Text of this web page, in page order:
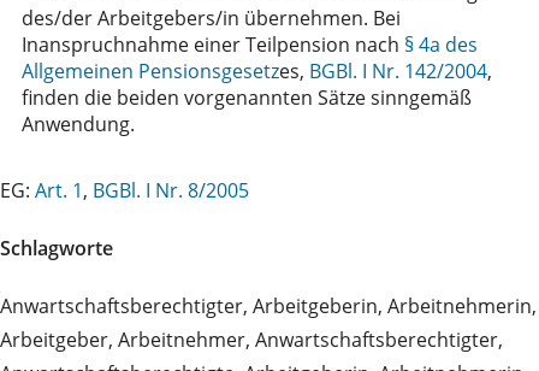
des/der Arbeitgebers/in übernehmen. Bei
Inanspruchnahme einer Teilpension nach § 4a des
Allgemeinen Pensionsgesetzes, BGBl. I Nr. 142/2004,
finden die beiden vorgenannten Sätze sinngemäß
Anwendung.
EG: Art. 1, BGBl. I Nr. 8/2005
Schlagworte
Anwartschaftsberechtigter, Arbeitgeberin, Arbeitnehmerin,
Arbeitgeber, Arbeitnehmer, Anwartschaftsberechtigter,